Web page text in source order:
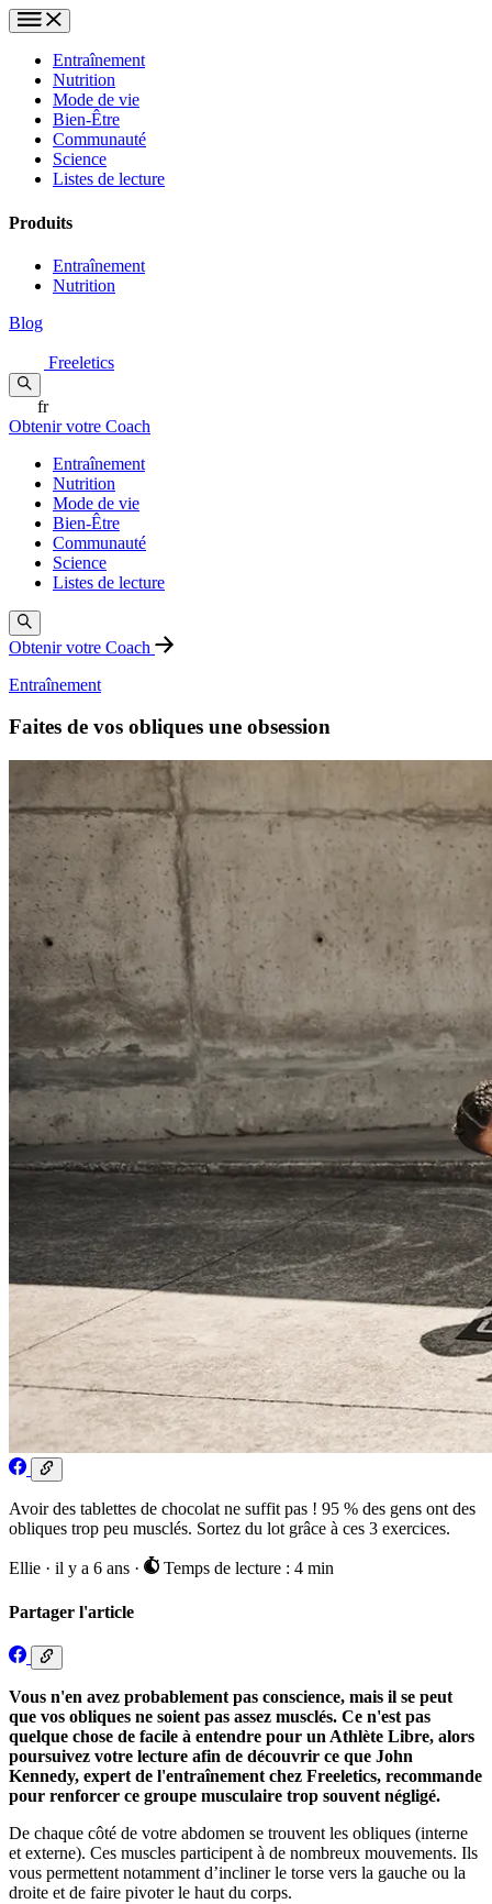
Entraînement
Nutrition
Mode de vie
Bien-Être
Communauté
Science
Listes de lecture
Produits
Entraînement
Nutrition
Blog
Freeletics
fr
Obtenir votre Coach
Entraînement
Nutrition
Mode de vie
Bien-Être
Communauté
Science
Listes de lecture
Obtenir votre Coach
Entraînement
Faites de vos obliques une obsession
Avoir des tablettes de chocolat ne suffit pas ! 95 % des gens ont des
obliques trop peu musclés. Sortez du lot grâce à ces 3 exercices.
Ellie · il y a 6 ans · Temps de lecture : 4 min
Partager l'article
Vous n'en avez probablement pas conscience, mais il se peut
que vos obliques ne soient pas assez musclés. Ce n'est pas
quelque chose de facile à entendre pour un Athlète Libre, alors
poursuivez votre lecture afin de découvrir ce que John
Kennedy, expert de l'entraînement chez Freeletics, recommande
pour renforcer ce groupe musculaire trop souvent négligé.
De chaque côté de votre abdomen se trouvent les obliques (interne
et externe). Ces muscles participent à de nombreux mouvements. Ils
vous permettent notamment d’incliner le torse vers la gauche ou la
droite et de faire pivoter le haut du corps.